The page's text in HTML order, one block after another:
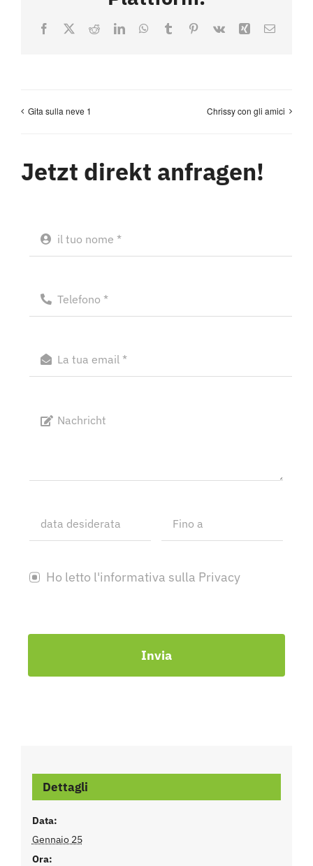
Facebook
X RedditLinkedInWhatsApp
TumblrPinterest
Vk Xing Email
Gita sulla neve 1 Chrissy con gli amici
Jetzt direkt anfragen!
Ho letto l'informativa sulla Privacy
Invia
Dettagli
Data:
Gennaio 25
Ora: